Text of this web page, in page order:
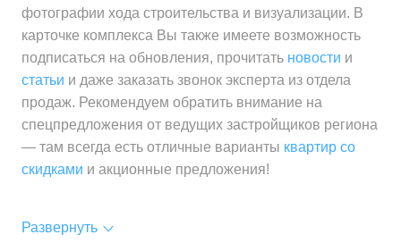
Средняя цена
за 1 м²
от 227 100 ₽
фотографии хода строительства и визуализации. В
карточке комплекса Вы также имеете возможность
подписаться на обновления, прочитать новости и
статьи и даже заказать звонок эксперта из отдела
продаж. Рекомендуем обратить внимание на
спецпредложения от ведущих застройщиков региона
— там всегда есть отличные варианты квартир со
скидками и акционные предложения!
Развернуть